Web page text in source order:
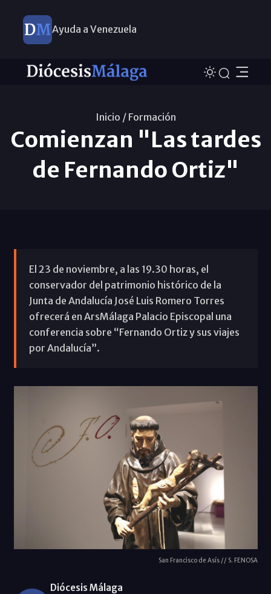
Ayuda a Venezuela
Inicio / Formación
Comienzan "Las tardes
de Fernando Ortiz"
El 23 de noviembre, a las 19.30 horas, el
conservador del patrimonio histórico de la
Junta de Andalucía José Luis Romero Torres
ofrecerá en ArsMálaga Palacio Episcopal una
conferencia sobre “Fernando Ortiz y sus viajes
por Andalucía”.
San Francisco de Asís // S. FENOSA
Diócesis Málaga